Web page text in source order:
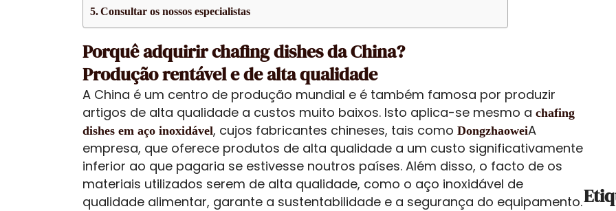
Consultar os nossos especialistas
Porquê adquirir chafing dishes da China?
Produção rentável e de alta qualidade
A China é um centro de produção mundial e é também famosa por produzir
artigos de alta qualidade a custos muito baixos. Isto aplica-se mesmo a chafing
dishes em aço inoxidável, cujos fabricantes chineses, tais como DongzhaoweiA
empresa, que oferece produtos de alta qualidade a um custo significativamente
inferior ao que pagaria se estivesse noutros países. Além disso, o facto de os
materiais utilizados serem de alta qualidade, como o aço inoxidável de
qualidade alimentar, garante a sustentabilidade e a segurança do equipamento.